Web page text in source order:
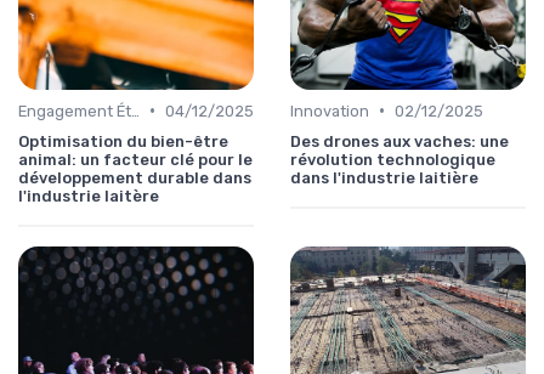
• 04/12/2025
Optimisation du bien-être
animal: un facteur clé pour le
développement durable dans
l'industrie laitère
Innovation • 02/12/2025
Des drones aux vaches: une
révolution technologique
dans l'industrie laitière